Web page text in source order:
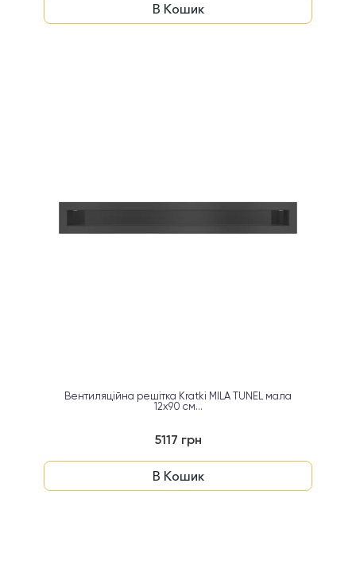
В Кошик
Вентиляційна решітка Kratki MILA TUNEL мала
12x90 см...
5117 грн
В Кошик